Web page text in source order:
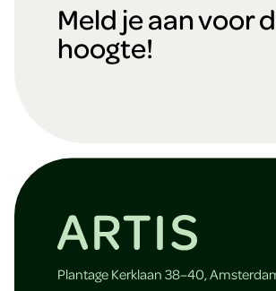
t
Meld je aan voor
hoogte!
Plantage Kerklaan 38–40,